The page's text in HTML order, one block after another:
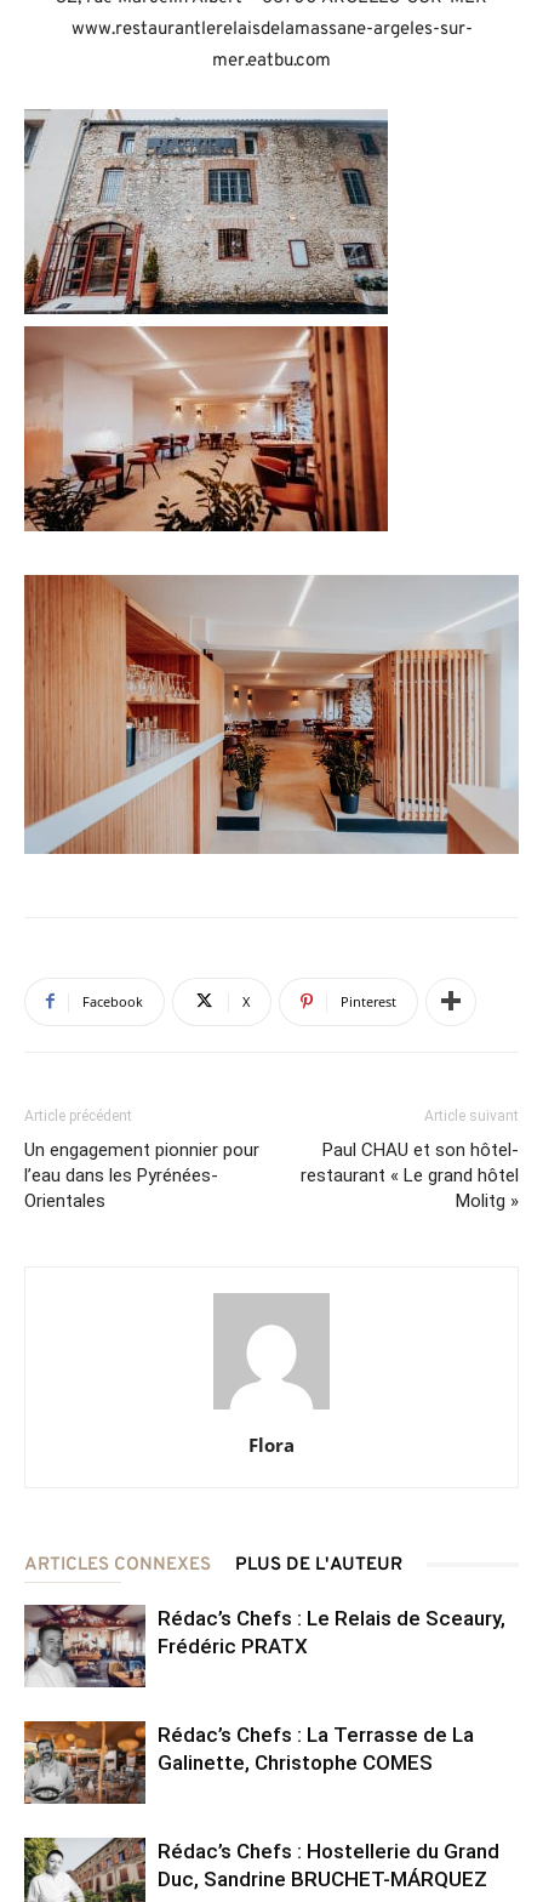
www.restaurantlerelaisdelamassane-argeles-sur-
mer.eatbu.com
Facebook X Pinterest
Article précédent
Un engagement pionnier pour
l’eau dans les Pyrénées-
Orientales
Article suivant
Paul CHAU et son hôtel-
restaurant « Le grand hôtel
Molitg »
Flora
ARTICLES CONNEXES PLUS DE L'AUTEUR
Rédac’s Chefs : Le Relais de Sceaury,
Frédéric PRATX
Rédac’s Chefs : La Terrasse de La
Galinette, Christophe COMES
Rédac’s Chefs : Hostellerie du Grand
Duc, Sandrine BRUCHET-MÁRQUEZ